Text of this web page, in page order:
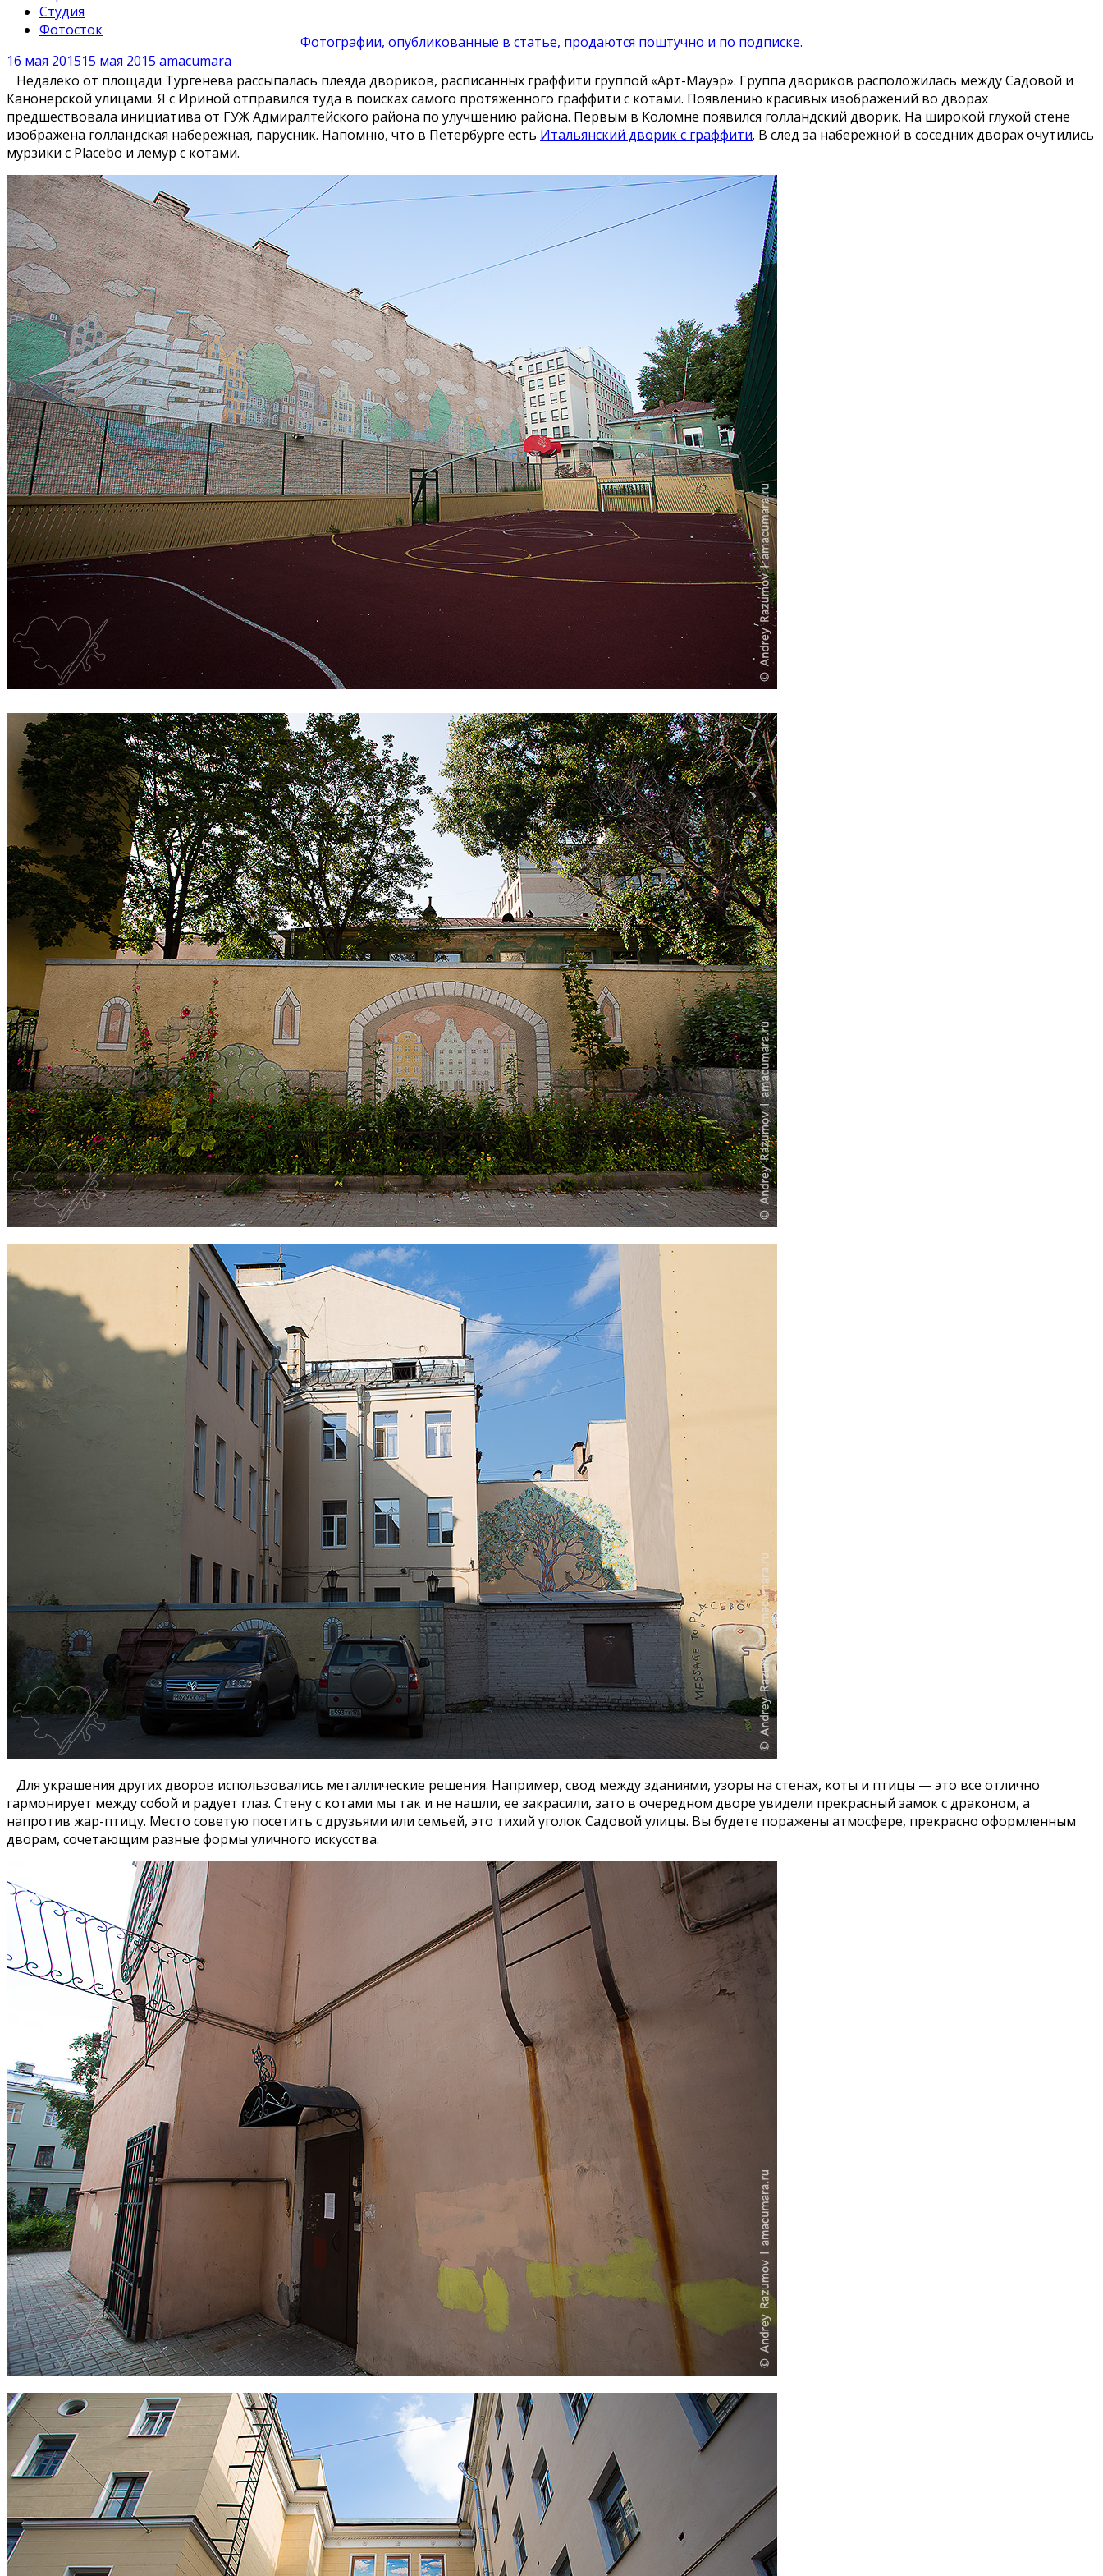
Студия
Фотосток
16 мая 201515 мая 2015 amacumara
Фотографии, опубликованные в статье, продаются поштучно и по подписке.
Недалеко от площади Тургенева рассыпалась плеяда двориков, расписанных граффити группой «Арт-Мауэр». Группа двориков расположилась между Садовой и
Канонерской улицами. Я с Ириной отправился туда в поисках самого протяженного граффити с котами. Появлению красивых изображений во дворах
предшествовала инициатива от ГУЖ Адмиралтейского района по улучшению района. Первым в Коломне появился голландский дворик. На широкой глухой стене
изображена голландская набережная, парусник. Напомню, что в Петербурге есть Итальянский дворик с граффити. В след за набережной в соседних дворах очутились
мурзики с Placebo и лемур с котами.
Для украшения других дворов использовались металлические решения. Например, свод между зданиями, узоры на стенах, коты и птицы — это все отлично
гармонирует между собой и радует глаз. Стену с котами мы так и не нашли, ее закрасили, зато в очередном дворе увидели прекрасный замок с драконом, а
напротив жар-птицу. Место советую посетить с друзьями или семьей, это тихий уголок Садовой улицы. Вы будете поражены атмосфере, прекрасно оформленным
дворам, сочетающим разные формы уличного искусства.